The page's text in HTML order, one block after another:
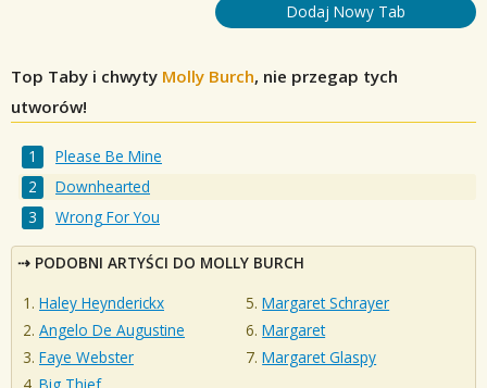
Dodaj Nowy Tab
Top Taby i chwyty Molly Burch, nie przegap tych
utworów!
Please Be Mine
Downhearted
Wrong For You
PODOBNI ARTYŚCI DO MOLLY BURCH
Haley Heynderickx
Angelo De Augustine
Faye Webster
Margaret Schrayer
Margaret
Margaret Glaspy